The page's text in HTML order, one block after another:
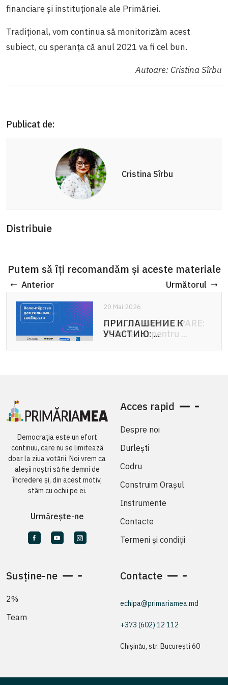
financiare și instituționale ale Primăriei.
Tradițional, vom continua să monitorizăm acest
subiect, cu speranța că anul 2021 va fi cel bun.
Autoare: Cristina Sîrbu
Publicat de:
Cristina Sîrbu
Distribuie
Putem să îți recomandăm și aceste materiale
Anterior Următorul
20 Mai 2026
ПРИГЛАШЕНИЕ К
УЧАСТИЮ: ...
20 Mai 2026
APEL DE PARTICIPARE:
Voluntariat pentru ...
Democrația este un efort
continuu, care nu se limitează
doar la ziua votării. Noi vrem ca
aleșii noștri să fie demni de
încredere și, din acest motiv,
stăm cu ochii pe ei.
Urmărește-ne
Acces rapid
Despre noi
Durlești
Codru
Construim Orașul
Instrumente
Contacte
Termeni și condiții
Susține-ne
2%
Team
Contacte
echipa@primariamea.md
+373 (602) 12 112
Chișinău, str. București 60